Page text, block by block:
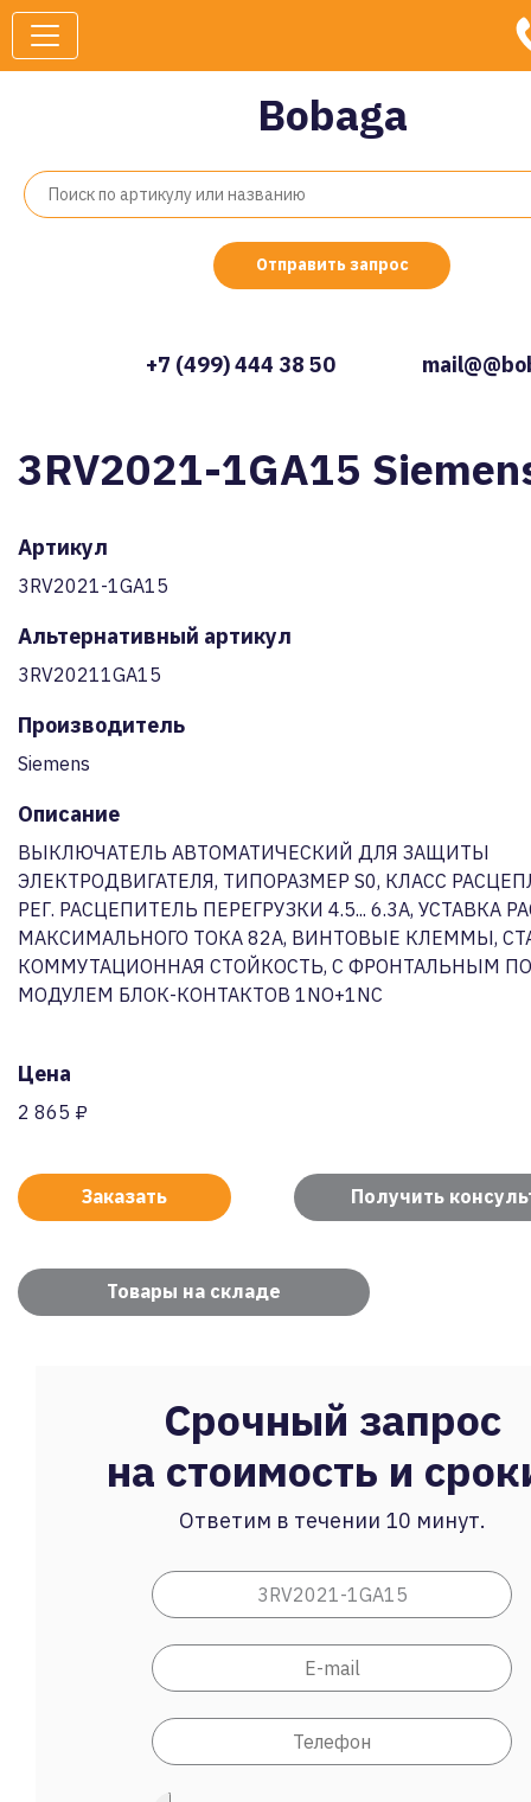
Bobaga
Отправить запрос
+7 (499) 444 38 50
3RV2021-1GA15
Артикул
3RV2021-1GA15
Альтернативный артикул
3RV20211GA15
Производитель
Siemens
Описание
ВЫКЛЮЧАТЕЛЬ АВТОМАТИЧЕСКИЙ ДЛЯ ЗАЩИТЫ
ЭЛЕКТРОДВИГАТЕЛЯ, ТИПОРАЗМЕР S0, КЛАСС
РЕГ. РАСЦЕПИТЕЛЬ ПЕРЕГРУЗКИ 4.5... 6.3A, УСТАВКА
МАКСИМАЛЬНОГО ТОКА 82A, ВИНТОВЫЕ КЛЕММЫ,
КОММУТАЦИОННАЯ СТОЙКОСТЬ, С ФРОНТАЛЬНЫМ
МОДУЛЕМ БЛОК-КОНТАКТОВ 1NO+1NC
Цена
2 865 ₽
Заказать Получить
Товары на складе
Срочный запрос
на стоимость и
Ответим в течении 10 минут.